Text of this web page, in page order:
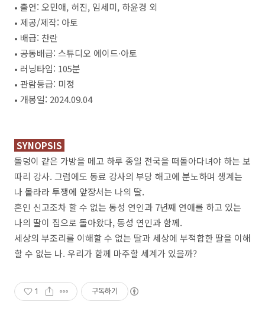
• 출연: 오민애, 허진, 임세미, 하윤경 외
• 제공/제작: 아토
• 배급: 찬란
• 공동배급: 스튜디오 에이드∙아토
• 러닝타임: 105분
• 관람등급: 미정
• 개봉일: 2024.09.04
SYNOPSIS
돌덩이 같은 가방을 메고 하루 종일 전국을 떠돌아다녀야 하는 보
따리 강사. 그럼에도 동료 강사의 부당 해고에 분노하며 생계는
나 몰라라 투쟁에 앞장서는 나의 딸.
혼인 신고조차 할 수 없는 동성 연인과 7년째 연애를 하고 있는
나의 딸이 집으로 돌아왔다, 동성 연인과 함께.
세상의 부조리를 이해할 수 없는 딸과 세상에 부적합한 딸을 이해
할 수 없는 나. 우리가 함께 마주할 세계가 있을까?
1 구독하기